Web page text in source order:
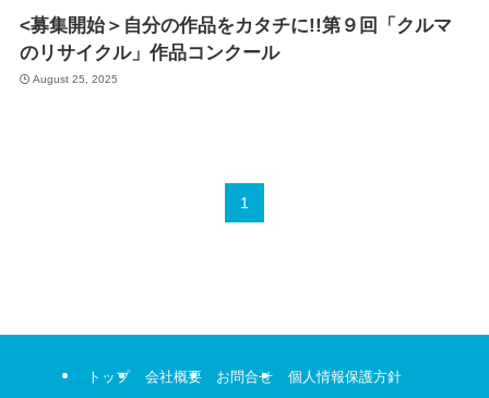
<募集開始＞自分の作品をカタチに!!第９回「クルマ
のリサイクル」作品コンクール
August 25, 2025
1
トップ 会社概要 お問合せ 個人情報保護方針